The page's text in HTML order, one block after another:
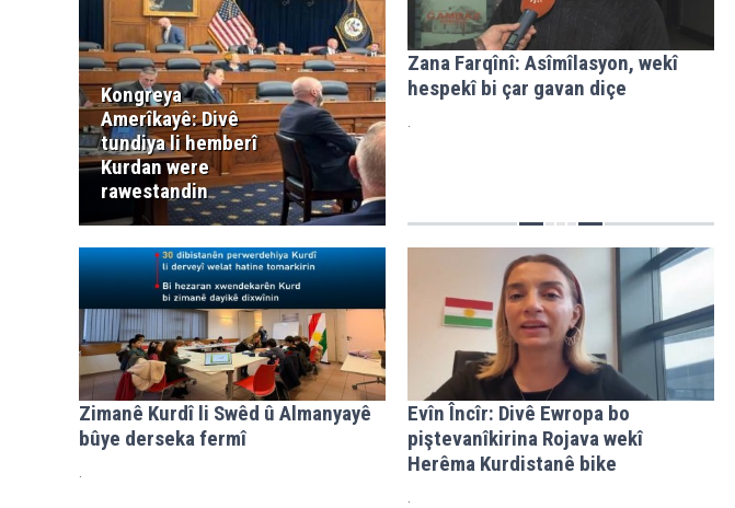
Kongreya
Amerîkayê: Divê
tundiya li hemberî
Kurdan were
rawestandin
Zana Farqînî: Asîmîlasyon, wekî
hespekî bi çar gavan diçe
.
Zimanê Kurdî li Swêd û Almanyayê
bûye derseka fermî
.
Evîn Încîr: Divê Ewropa bo
piştevanîkirina Rojava wekî
Herêma Kurdistanê bike
.